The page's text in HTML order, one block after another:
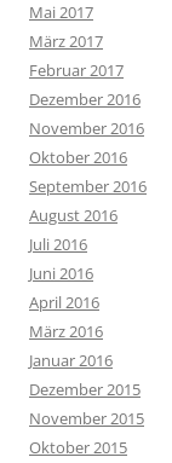
Mai 2017
März 2017
Februar 2017
Dezember 2016
November 2016
Oktober 2016
September 2016
August 2016
Juli 2016
Juni 2016
April 2016
März 2016
Januar 2016
Dezember 2015
November 2015
Oktober 2015